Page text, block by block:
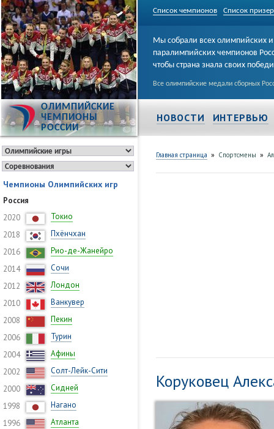
Список чемпионов Список
ОЛИМПИЙСКИЕ
ЧЕМПИОНЫ
РОССИИ
Мы собрали всех олимпийских и
паралимпийских чемпионов
чтобы страна знала своих
Все олимпийские медали сборных
НОВОСТИ ИНТЕРВЬЮ
Чемпионы Олимпийских игр
Россия
2020
Токио
2018
Пхёнчхан
2016
Рио-де-Жанейро
2014
Сочи
2012
Лондон
2010
Ванкувер
2008
Пекин
2006
Турин
2004
Афины
2002
Солт-Лейк-Сити
2000
Сидней
1998
Нагано
1996
Атланта
Главная страница » Спортсмены »
Коруковец